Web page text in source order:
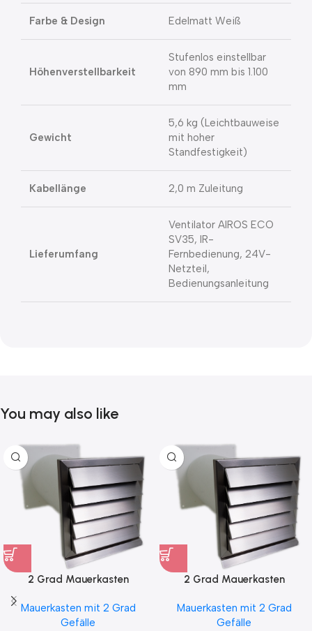
Farbe & Design Edelmatt Weiß
Höhenverstellbarkeit
Stufenlos einstellbar
von 890 mm bis 1.100
mm
Gewicht
5,6 kg (Leichtbauweise
mit hoher
Standfestigkeit)
Kabellänge 2,0 m Zuleitung
Lieferumfang
Ventilator AIROS ECO
SV35, IR-
Fernbedienung, 24V-
Netzteil,
Bedienungsanleitung
You may also like
2 Grad Mauerkasten
Kondensatablauf auch mit
Blower Door Test und
Mauerkasten mit 2 Grad
Gefälle
2 Grad Mauerkasten
Kondensatablauf für
Klimageräte Ø150 2Grad
Mauerkasten mit 2 Grad
Gefälle